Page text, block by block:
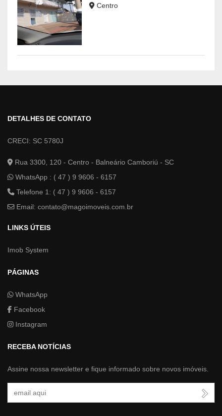
Centro
DETALHES DE CONTATO
CRECI: SC 5780J
Rua 3300, 120 - Centro - Balneário Camboriú - SC
WhatsApp : ( 47 ) 9 9606 - 6157
Telefone 1: ( 47 ) 9 9606 - 6157
Email: contato@magoimoveis.com.br
LINKS ÚTEIS
Imob System
PÁGINAS
WhatsApp
Facebook
Instagram
RECEBA NOTÍCIAS
Assine nossa newsletter e fique informado sobre novos imóveis.
Seu Email